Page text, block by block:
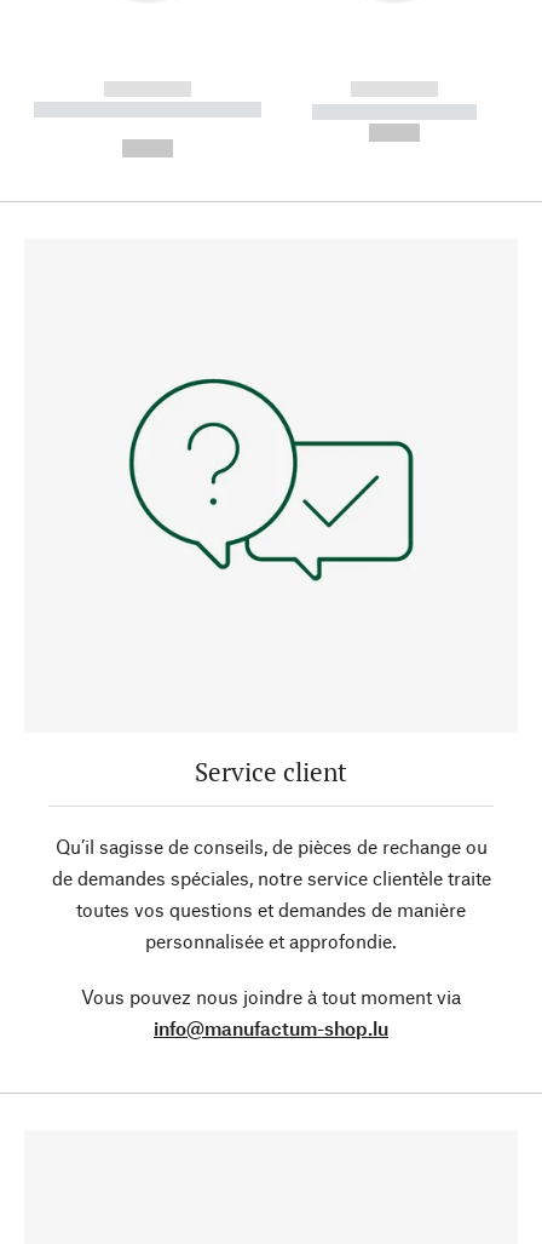
------------
----------- ----------- --------
------------
----------- -----------
Service client
Qu’il sagisse de conseils, de pièces de rechange ou
de demandes spéciales, notre service clientèle traite
toutes vos questions et demandes de manière
personnalisée et approfondie.
Vous pouvez nous joindre à tout moment via
info@manufactum-shop.lu